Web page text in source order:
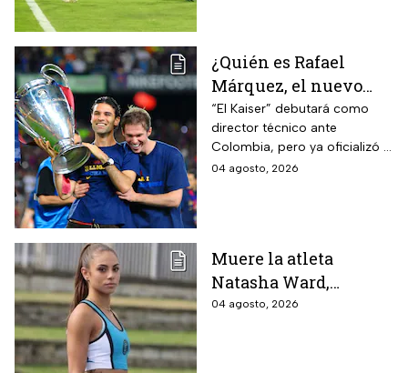
¿Quién es Rafael
Márquez, el nuevo
entrenador de la
Selección Mexicana
que debutará con
Colombia, Perú y
“El Kaiser” debutará como
director técnico ante
Colombia, pero ya oficializó la
fecha de su primer encuentro
04 agosto, 2026
Muere la atleta
Natasha Ward,
promesa del atletismo
04 agosto, 2026